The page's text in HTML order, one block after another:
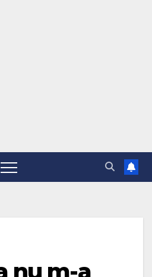
nu m-a